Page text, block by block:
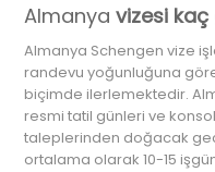
Almanya vizesi kaç
Almanya Schengen vize
randevu yoğunluğuna
biçimde ilerlemektedir.
resmi tatil günleri ve
taleplerinden doğacak
ortalama olarak 10-15